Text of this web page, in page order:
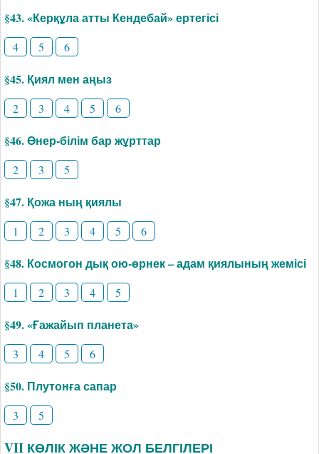
§43. «Керқұла атты Кендебай» ертегісі
4 5 6
§45. Қиял мен аңыз
2 3 4 5 6
§46. Өнер-білім бар жұрттар
2 3 5
§47. Қожа ның қиялы
1 2 3 4 5 6
§48. Космогон дық ою-өрнек – адам қиялының жемісі
1 2 3 4 5
§49. «Ғажайып планета»
3 4 5 6
§50. Плутонға сапар
3 5
VII КӨЛІК ЖӘНЕ ЖОЛ БЕЛГІЛЕРІ